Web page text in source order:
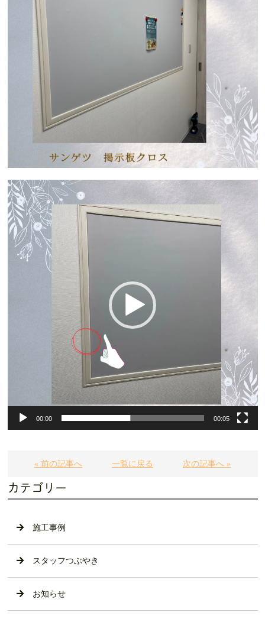
動
画
プ
レ
ー
00:00 00:05
« 前の記事へ 一覧に戻る 次の記事へ »
カテゴリー
施工事例
スタッフつぶやき
お知らせ